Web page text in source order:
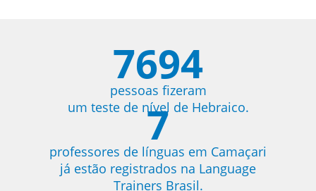
7694
pessoas fizeram
um teste de nível de Hebraico.
7
professores de línguas em Camaçari
já estão registrados na Language
Trainers Brasil.